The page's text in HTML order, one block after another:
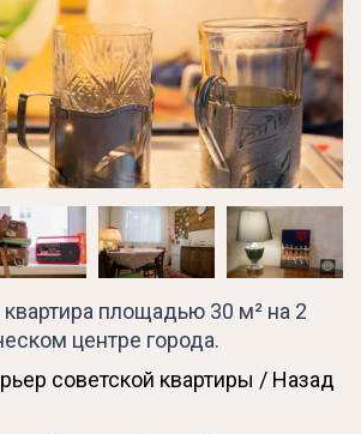
площадью 30 м² на 2
центре города.
советской квартиры / Назад